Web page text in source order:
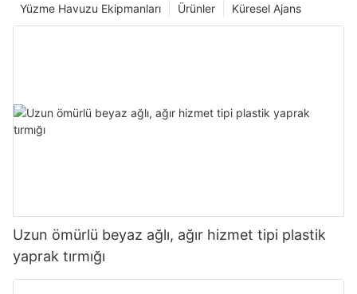
Küresel Ajans
Ürünler
Yüzme Havuzu Ekipmanları
Uzun ömürlü beyaz ağlı, ağır hizmet tipi plastik
yaprak tırmığı